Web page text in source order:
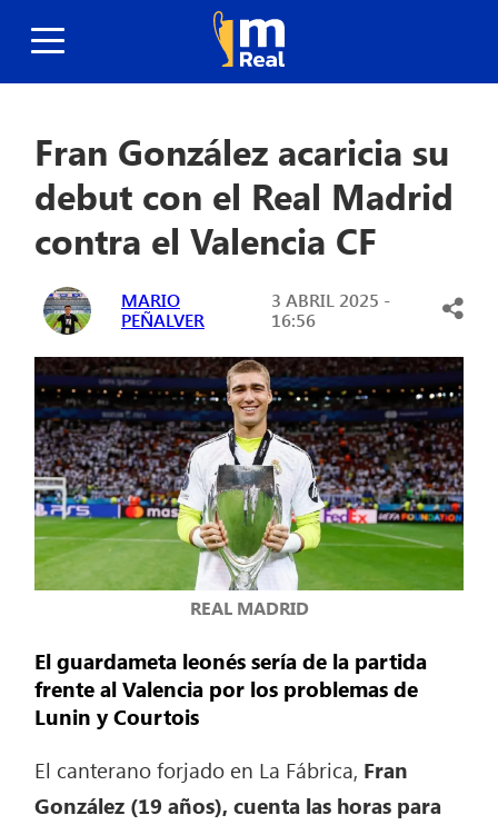
Fran González acaricia su
debut con el Real Madrid
contra el Valencia CF
MARIO
PEÑALVER
3 ABRIL 2025 -
16:56
REAL MADRID
El guardameta leonés sería de la partida
frente al Valencia por los problemas de
Lunin y Courtois
El canterano forjado en La Fábrica, Fran
González (19 años), cuenta las horas para